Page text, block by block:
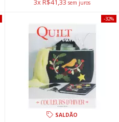
3x R$41,33
SALDÃO
32%